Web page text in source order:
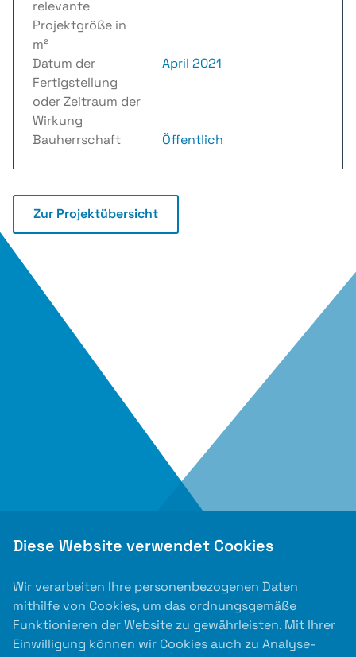
Diese Website verwendet Cookies
Wir verarbeiten Ihre personenbezogenen Daten
mithilfe von Cookies, um das ordnungsgemäße
Funktionieren der Website zu gewährleisten. Mit Ihrer
Einwilligung können wir Cookies auch zu Analyse-
relevante
Projektgröße in
m²
Datum der
Fertigstellung
oder Zeitraum der
Wirkung
April 2021
Bauherrschaft Öffentlich
Zur Projektübersicht